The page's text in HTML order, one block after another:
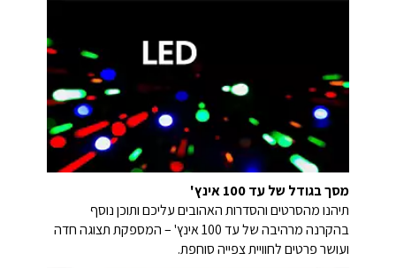
מסך בגודל של עד 100 אינץ'
תיהנו מהסרטים והסדרות האהובים עליכם ותוכן נוסף
בהקרנה מרהיבה של עד 100 אינץ' – המספקת תצוגה חדה
ועושר פרטים לחוויית צפייה סוחפת.